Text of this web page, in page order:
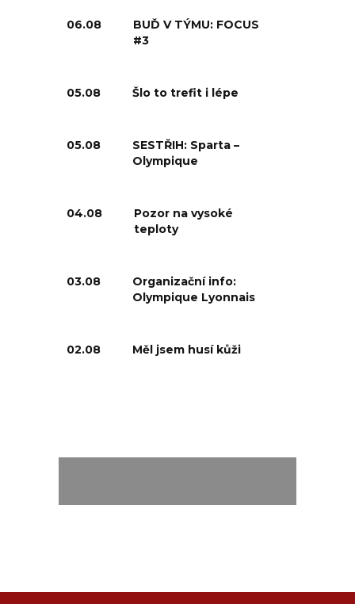
06.08
BUĎ V TÝMU: FOCUS
#3
05.08 Šlo to trefit i lépe
05.08
SESTŘIH: Sparta –
Olympique
04.08
Pozor na vysoké
teploty
03.08
Organizační info:
Olympique Lyonnais
02.08 Měl jsem husí kůži